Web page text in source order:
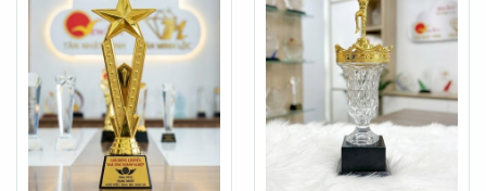
* Đặc điểm của dòng cúp nhập khẩu:Là những sản
phẩm được đúc khuôn sẵn mẫu mã và hình dạng.
Nghĩa là mẫu mã chuẩn mực không thay đổi được phôi
đúc. Khách hàng chỉ việc chọn mẫu nào đẹp, kích
thước phù hợp và in hoặc khắc nội dung cá nhân hóa
lên sản phẩm là giao hàng hoàn thiện.
Lợi ích: Sản xuất hoàn thiện cực kỳ nhanh